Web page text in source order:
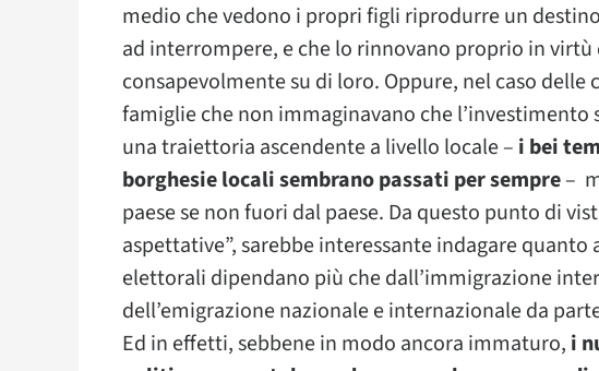
medio che vedono i propri figli riprodurre un
ad interrompere, e che lo rinnovano proprio in
consapevolmente su di loro. Oppure, nel caso
famiglie che non immaginavano che
una traiettoria ascendente a livello locale – i bei
borghesie locali sembrano passati per sempre–
paese se non fuori dal paese. Da questo punto di
aspettative”, sarebbe interessante indagare
elettorali dipendano più che dall’immigrazione
dell’emigrazione nazionale e internazionale da
Ed in effetti, sebbene in modo ancora immaturo, i